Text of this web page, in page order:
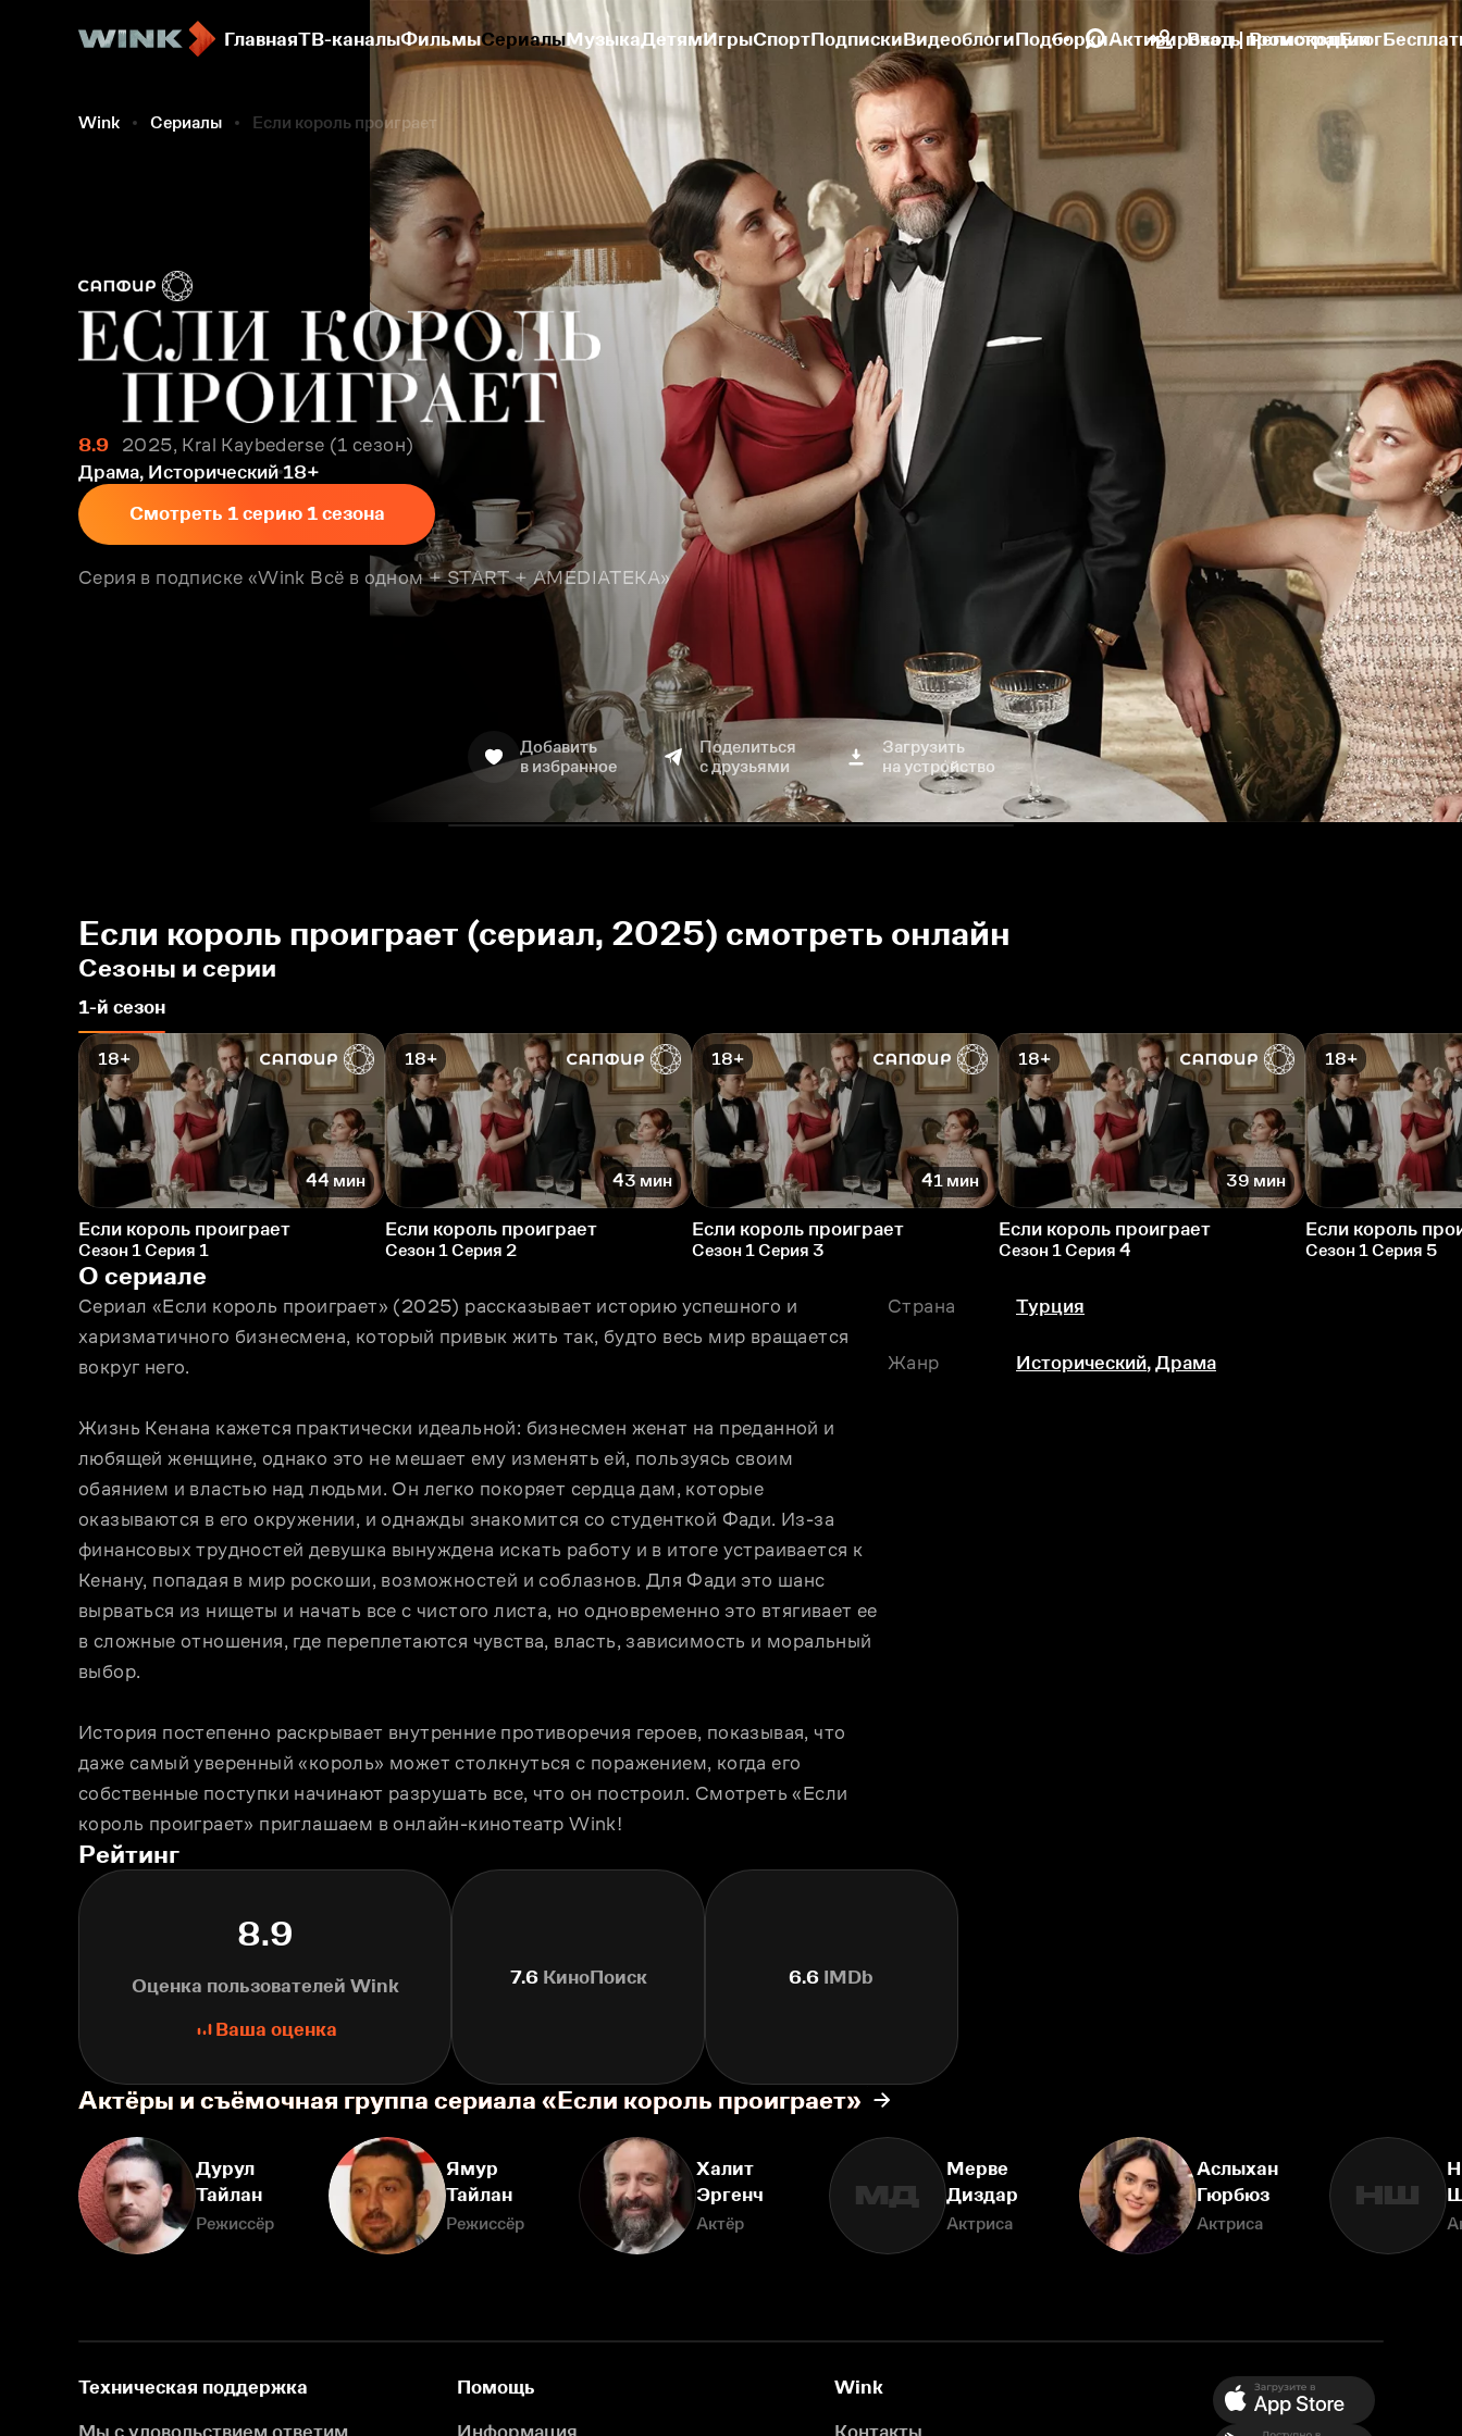
ГлавнаяТВ-каналыФильмыСериалыМузыкаДетямИгрыСпортПодпискиВидеоблогиПодборкиАктивировать промокодБлог
Вход | Регистрация
Wink Сериалы Если король проиграет
8.9 2025, Kral Kaybederse
1 сезон
Драма, Исторический 18+
Смотреть 1 серию 1 сезона
Серия в подписке «Wink Всё в одном + START + AMEDIATEKA»
Добавить
в избранное
Поделиться
с друзьями
Загрузить
на устройство
Если король проиграет (сериал, 2025) смотреть онлайн
Сезоны и серии
1-й сезон
18+
44 мин
Если король проиграет
Сезон 1 Серия 1
18+
43 мин
Если король проиграет
Сезон 1 Серия 2
18+
41 мин
Если король проиграет
Сезон 1 Серия 3
18+
39 мин
Если король проиграет
Сезон 1 Серия 4
18+
Если король
Сезон 1 Серия 5
О сериале
Сериал «Если король проиграет» (2025) рассказывает историю успешного и
харизматичного бизнесмена, который привык жить так, будто весь мир вращается
вокруг него.
Жизнь Кенана кажется практически идеальной: бизнесмен женат на преданной и
любящей женщине, однако это не мешает ему изменять ей, пользуясь своим
обаянием и властью над людьми. Он легко покоряет сердца дам, которые
оказываются в его окружении, и однажды знакомится со студенткой Фади. Из-за
финансовых трудностей девушка вынуждена искать работу и в итоге устраивается к
Кенану, попадая в мир роскоши, возможностей и соблазнов. Для Фади это шанс
вырваться из нищеты и начать все с чистого листа, но одновременно это втягивает ее
в сложные отношения, где переплетаются чувства, власть, зависимость и моральный
выбор.
История постепенно раскрывает внутренние противоречия героев, показывая, что
даже самый уверенный «король» может столкнуться с поражением, когда его
собственные поступки начинают разрушать все, что он построил. Смотреть «Если
король проиграет» приглашаем в онлайн-кинотеатр Wink!
Страна Турция
Жанр Исторический, Драма
Рейтинг
8.9
Оценка пользователей Wink
Ваша оценка
7.6КиноПоиск 6.6 IMDb
Актёры и съёмочная группа сериала «Если король проиграет»
Дурул
Тайлан
Режиссёр
Ямур
Тайлан
Режиссёр
Халит
Эргенч
Актёр
МД
Мерве
Диздар
Актриса
Аслыхан
Гюрбюз
Актриса
НШ
Техническая поддержка
Мы с удовольствием ответим
Помощь
Информация
Wink
Контакты